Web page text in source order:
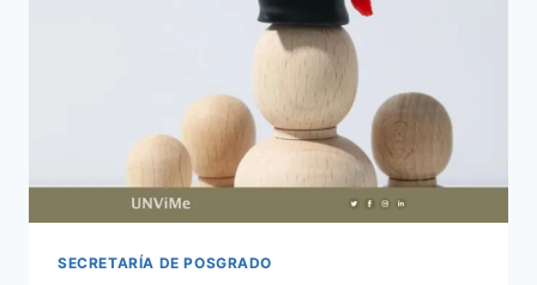
SECRETARÍA DE POSGRADO